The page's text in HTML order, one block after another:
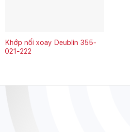
Khớp nối xoay Deublin 355-
021-222